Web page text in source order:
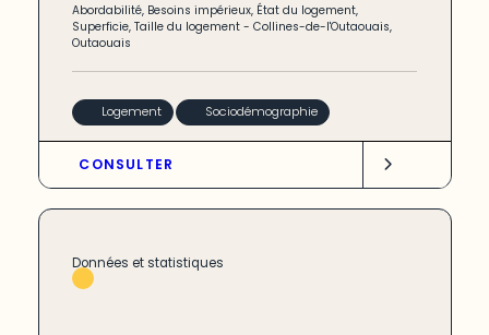
Abordabilité, Besoins impérieux, État du logement,
Superficie,Taille du logement -Collines-de-l'Outaouais,
Outaouais
Logement Sociodémographie
CONSULTER
Données et statistiques